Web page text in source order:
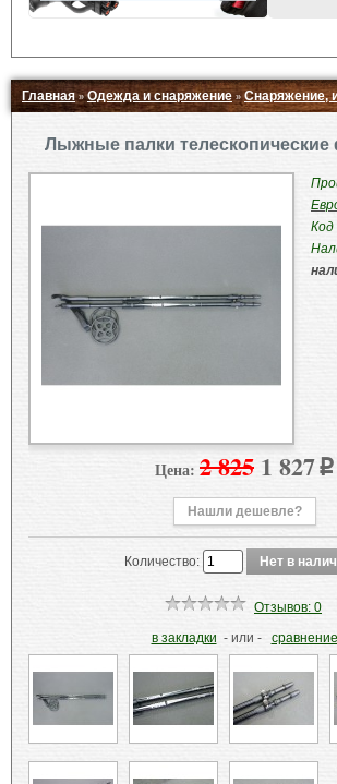
Главная»Одежда и снаряжение » Снаряжение,
Лыжные палки телескопические
Код
Цена: 2 825 1 827 p
Нашли дешевле?
Количество:
Отзывов: 0
в закладки - или - сравнение